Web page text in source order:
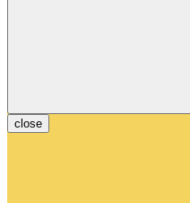
close